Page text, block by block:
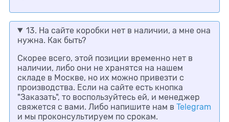
13. На сайте коробки нет в наличии, а мне она
нужна. Как быть?
Скорее всего, этой позиции временно нет в
наличии, либо они не хранятся на нашем
складе в Москве, но их можно привезти с
производства. Если на сайте есть кнопка
"Заказать", то воспользуйтесь ей, и менеджер
свяжется с вами. Либо напишите нам в Telegram
и мы проконсультируем по срокам.